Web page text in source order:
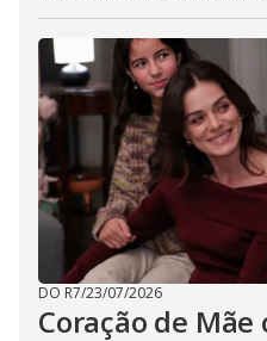
DO R7/23/07/2026
Coração de